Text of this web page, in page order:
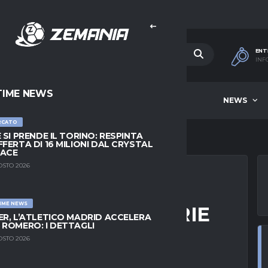
NEWS
NEWS
SI PRENDE IL TORINO: RESPINTA
DI 16 MILIONI DAL CRYSTAL
2026
NEWS
L’ATLETICO MADRID ACCELERA
ROMERO: I DETTAGLI
2026
NOSTALGIA SERIE
CHE…”